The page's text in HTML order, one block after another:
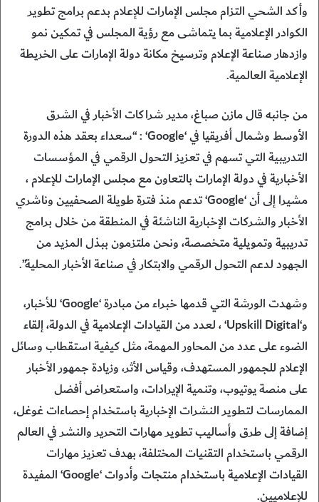
وأكد الشحي التزام مجلس الإمارات للإعلام بدعم برامج تطوير
الكوادر الإعلامية بما يتماشى مع رؤية المجلس في تمكين نمو
وازدهار صناعة الإعلام وترسيخ مكانة دولة الإمارات على الخريطة
الإعلامية العالمية.
من جانبه قال مازن صباغ، مدير شراكات الأخبار في الشرق
الأوسط وشمال أفريقيا في ‘Google‘ : “سعداء بعقد هذه الدورة
التدريبية التي تسهم في تعزيز التحول الرقمي في المؤسسات
الأخبارية في دولة الإمارات بالتعاون مع مجلس الإمارات للإعلام ،
مشيرا إلى أن ‘Google‘ تدعم منذ فترة طويلة الصحفيين وناشري
الأخبار والشركات الإخبارية الناشئة في المنطقة من خلال برامج
تدريبية وتمويلية متخصصة، ونحن ملتزمون ببذل المزيد من
الجهود لدعم التحول الرقمي والابتكار في صناعة الأخبار المحلية”.
وشهدت الورشة التي قدمها خبراء من مبادرة ‘Google‘ للأخبار،
و‘Upskill Digital‘ ، لعدد من القيادات الإعلامية في الدولة، إلقاء
الضوء على عدد من المحاور المهمة، مثل كيفية استقطاب وسائل
الإعلام للجمهور المستهدف، وقياس الأثر، وزيادة جمهور الأخبار
على منصة يوتيوب، وتنمية الإيرادات، واستعراض أفضل
الممارسات لتطوير النشرات الإخبارية باستخدام إحصاءات غوغل،
إضافة إلى طرق وأساليب تطوير مهارات التحرير والنشر في العالم
الرقمي باستخدام التقنيات المختلفة، بهدف تعزيز مهارات
القيادات الإعلامية باستخدام منتجات وأدوات ‘Google‘ المفيدة
للإعلاميين.